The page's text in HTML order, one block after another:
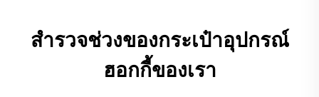
สำรวจช่วงของกระเป๋าอุปกรณ์
ฮอกกี้ของเรา